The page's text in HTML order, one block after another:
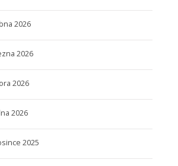
2026
2026
2026
2026
2025